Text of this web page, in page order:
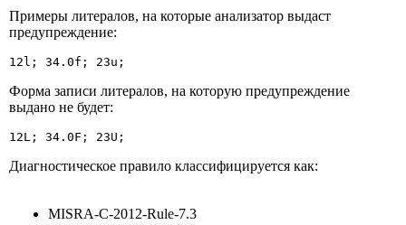
Примеры литералов, на которые анализатор выдаст
предупреждение:
12l; 34.0f; 23u;
Форма записи литералов, на которую предупреждение
выдано не будет:
12L; 34.0F; 23U;
Диагностическое правило классифицируется как:
MISRA-C-2012-Rule-7.3